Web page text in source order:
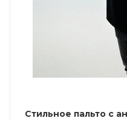
Стильное пальто с